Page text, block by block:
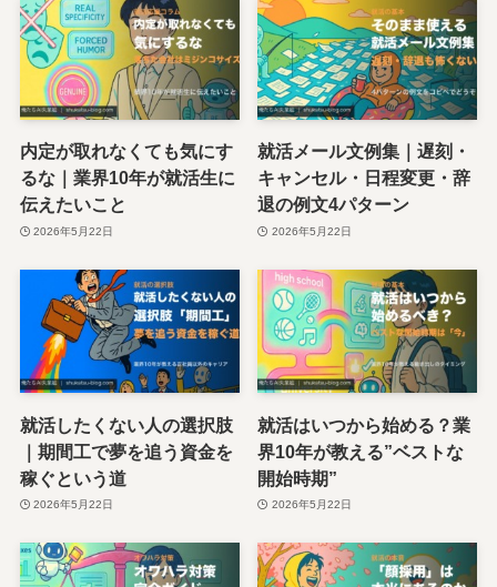
内定が取れなくても気にす
るな｜業界10年が就活生に
伝えたいこと
2026年5月22日
就活メール文例集｜遅刻・
キャンセル・日程変更・辞
退の例文4パターン
2026年5月22日
就活したくない人の選択肢
｜期間工で夢を追う資金を
稼ぐという道
2026年5月22日
就活はいつから始める？業
界10年が教える”ベストな
開始時期”
2026年5月22日